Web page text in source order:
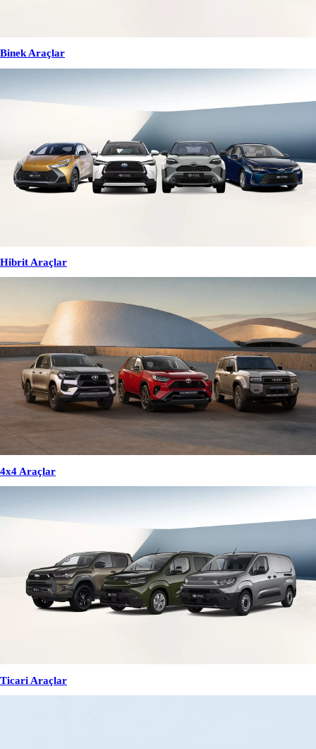
Binek Araçlar
Hibrit Araçlar
4x4 Araçlar
Ticari Araçlar